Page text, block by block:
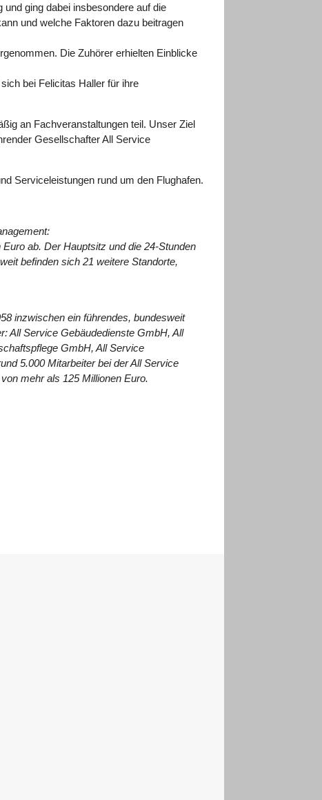
ging dabei insbesondere auf die
und welche Faktoren dazu beitragen
Die Zuhörer erhielten Einblicke
bei Felicitas Haller für ihre
an Fachveranstaltungen teil. Unser Ziel
Gesellschafter All Service
Serviceleistungen rund um den Flughafen.
ab. Der Hauptsitz und die 24-Stunden
befinden sich 21 weitere Standorte,
inzwischen ein führendes, bundesweit
All Service Gebäudedienste GmbH, All
GmbH, All Service
5.000 Mitarbeiter bei der All Service
mehr als 125 Millionen Euro.